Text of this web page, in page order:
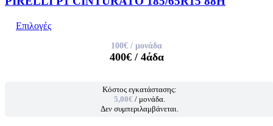
Επιλογές
100€ / μονάδα
400€/ 4άδα
Κόστος εγκατάστασης:
5,00€ / μονάδα.
Δεν συμπεριλαμβάνεται.